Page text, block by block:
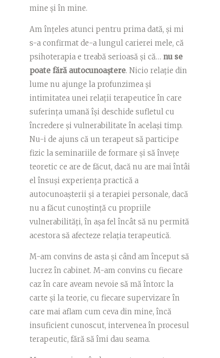
mine și în mine.
Am înțeles atunci pentru prima dată, și mi
s-a confirmat de-a lungul carierei mele, că
psihoterapia e treabă serioasă și că… nu se
poate fără autocunoaștere. Nicio relație din
lume nu ajunge la profunzimea și
intimitatea unei relații terapeutice în care
suferința umană își deschide sufletul cu
încredere și vulnerabilitate în același timp.
Nu-i de ajuns că un terapeut să participe
fizic la seminariile de formare și să învețe
teoretic ce are de făcut, dacă nu are mai întâi
el însuși experiența practică a
autocunoașterii și a terapiei personale, dacă
nu a făcut cunoștință cu propriile
vulnerabilități, în așa fel încât să nu permită
acestora să afecteze relația terapeutică.
M-am convins de asta și când am început să
lucrez în cabinet. M-am convins cu fiecare
caz în care aveam nevoie să mă întorc la
carte și la teorie, cu fiecare supervizare în
care mai aflam cum ceva din mine, încă
insuficient cunoscut, intervenea în procesul
terapeutic, fără să îmi dau seama.